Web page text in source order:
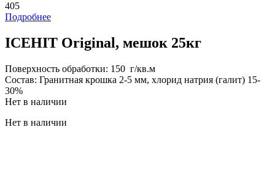
405
Подробнее
ICEHIT Original, мешок 25кг
Поверхность обработки: 150 г/кв.м
Состав: Гранитная крошка 2-5 мм, хлорид натрия (галит) 15-
30%
Нет в наличии
Нет в наличии